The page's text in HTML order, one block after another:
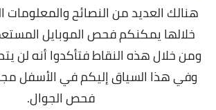
هنالك العديد من النصائح
خلالها يمكنكم فحص الموبايل
ومن خلال هذه النقاط فتأكدوا أنه لن
وفي هذا السياق إليكم في الأسفل
فحص الجوال.